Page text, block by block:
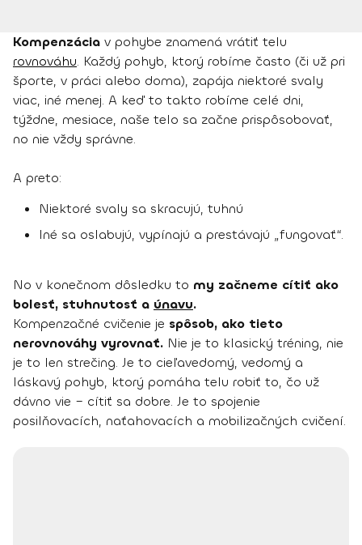
Kompenzácia v pohybe znamená vrátiť telu
rovnováhu. Každý pohyb, ktorý robíme často (či už pri
športe, v práci alebo doma), zapája niektoré svaly
viac, iné menej. A keď to takto robíme celé dni,
týždne, mesiace, naše telo sa začne prispôsobovať,
no nie vždy správne.
A preto:
Niektoré svaly sa skracujú, tuhnú
Iné sa oslabujú, vypínajú a prestávajú „fungovať“.
No v konečnom dôsledku to my začneme cítiť ako
bolesť, stuhnutosť a únavu.
Kompenzačné cvičenie je spôsob, ako tieto
nerovnováhy vyrovnať. Nie je to klasický tréning, nie
je to len strečing. Je to cieľavedomý, vedomý a
láskavý pohyb, ktorý pomáha telu robiť to, čo už
dávno vie – cítiť sa dobre. Je to spojenie
posilňovacích, naťahovacích a mobilizačných cvičení.